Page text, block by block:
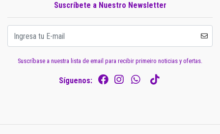
Suscríbete a Nuestro Newsletter
Suscríbase a nuestra lista de email para recibir primeiro noticias y ofertas.
Síguenos: